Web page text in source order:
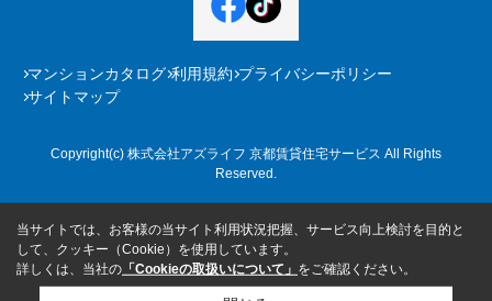
マンションカタログ 利用規約 プライバシーポリシー
サイトマップ
Copyright(c) 株式会社アズライフ 京都賃貸住宅サービス All Rights
Reserved.
当サイトでは、お客様の当サイト利用状況把握、サービス向上検討を目的と
して、クッキー（Cookie）を使用しています。
詳しくは、当社の 「Cookieの取扱いについて」 をご確認ください。